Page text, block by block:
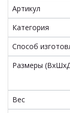
Артикул
Категория
Способ
Размеры
Вес